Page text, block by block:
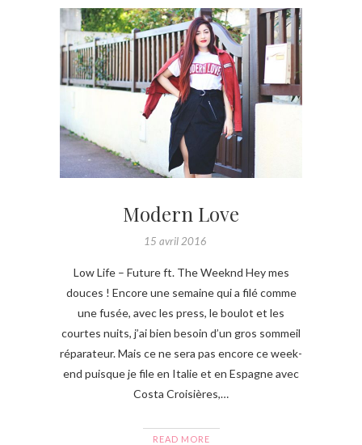
Modern Love
15 avril 2016
Low Life – Future ft. The Weeknd Hey mes
douces ! Encore une semaine qui a filé comme
une fusée, avec les press, le boulot et les
courtes nuits, j’ai bien besoin d’un gros sommeil
réparateur. Mais ce ne sera pas encore ce week-
end puisque je file en Italie et en Espagne avec
Costa Croisières,…
READ MORE